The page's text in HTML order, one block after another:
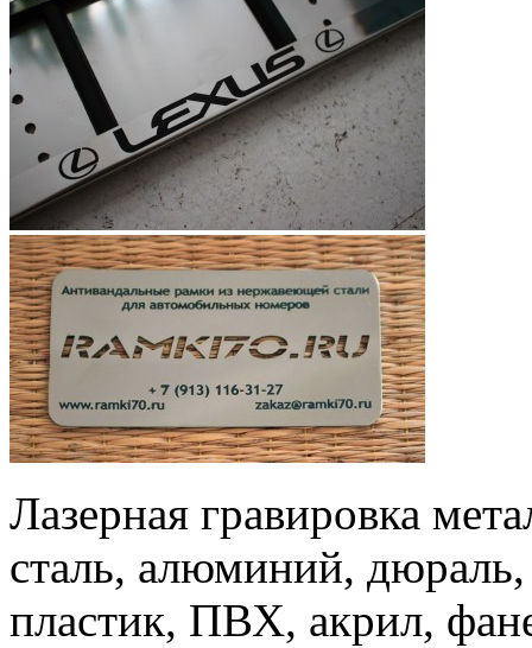
Лазерная гравировка
сталь, алюминий, дюраль,
пластик, ПВХ, акрил,